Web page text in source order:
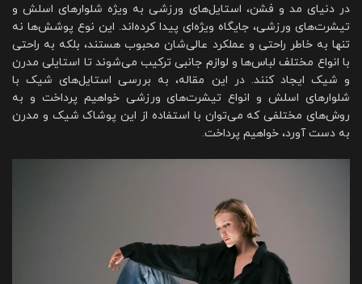
در دنیای مد و فشن، استایل‌های ورزشی به ویژه شلوارهای اسلش و
تیشرت‌های ورزشی، جایگاه ویژه‌ای پیدا کرده‌اند. این نوع پوشش‌ها نه
تنها به خاطر راحتی و عملکرد عالی‌شان محبوب هستند، بلکه به راحتی
با انواع مختلف لباس‌ها و لوازم جانبی ترکیب می‌شوند تا استایلی مدرن
و شیک ایجاد کنند. در این مقاله، به بررسی استایل‌های شیک با
شلوارهای اسلش و انواع تیشرت‌های ورزشی خواهیم پرداخت و به
روش‌های مختلفی که می‌توان با استفاده از این پوشاک شیک و مدرن
به دست آورد، خواهیم پرداخت.